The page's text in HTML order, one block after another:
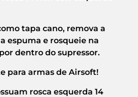
tapa cano, remova a
espuma e rosqueie na
dentro do supressor.
para armas de Airsoft!
rosca esquerda 14